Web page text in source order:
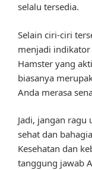
selalu tersedia.
Selain ciri-ciri
menjadi indikator
Hamster yang
biasanya
Anda merasa
Jadi, jangan
sehat dan
Kesehatan dan
tanggung jawab